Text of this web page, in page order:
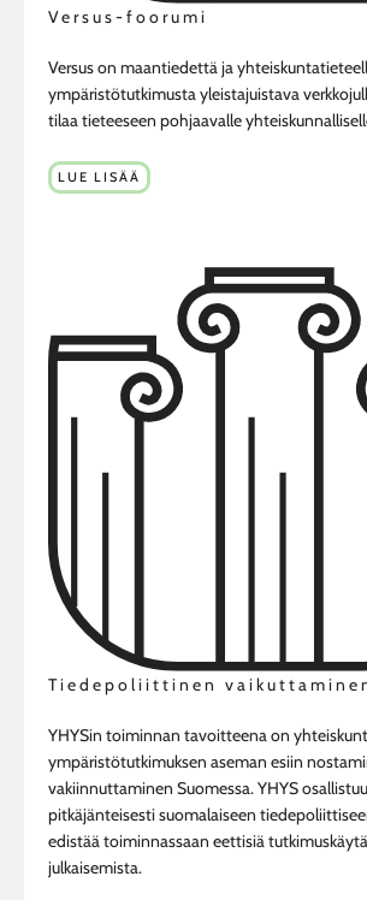
Versus-foorumi
Versus on maantiedettä ja
ympäristötutkimusta yleistajuistava
tilaa tieteeseen pohjaavalle
LUE LISÄÄ
Tiedepoliittinen
YHYSin toiminnan tavoitteena on
ympäristötutkimuksen aseman esiin
vakiinnuttaminen Suomessa. YHYS
pitkäjänteisesti suomalaiseen
edistää toiminnassaan eettisiä
julkaisemista.